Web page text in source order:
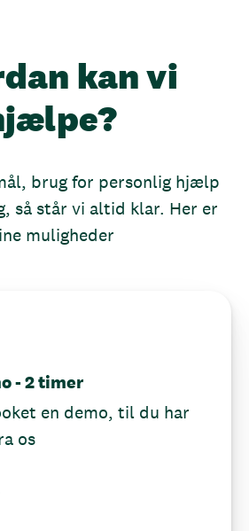
kan vi
brug for personlig hjælp
så står vi altid klar. Her er
muligheder
- 2 timer
en demo, til du har
os